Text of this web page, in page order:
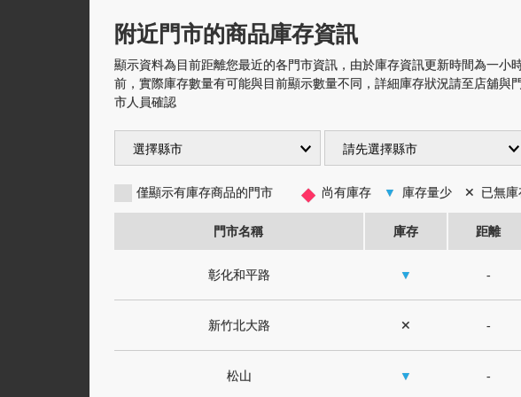
附近門市的商品庫存資訊
顯示資料為目前距離您最近的各門市資訊，由於庫存資訊更新時間為一小
前，實際庫存數量有可能與目前顯示數量不同，詳細庫存狀況請至店舖與門
市人員確認
僅顯示有庫存商品的門市 ◆ 尚有庫存 ▼ 庫存量少 ✕ 已無庫
門市名稱 庫存 距離
彰化和平路 ▼ -
新竹北大路 ✕ -
松山 ▼ -